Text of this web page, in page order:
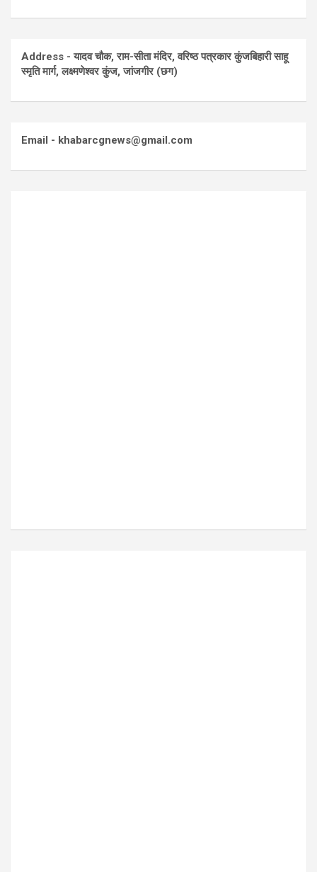
Address - यादव चौक, राम-सीता मंदिर, वरिष्ठ पत्रकार कुंजबिहारी साहू
स्मृति मार्ग, लक्ष्मणेश्वर कुंज, जांजगीर (छग)
Email - khabarcgnews@gmail.com